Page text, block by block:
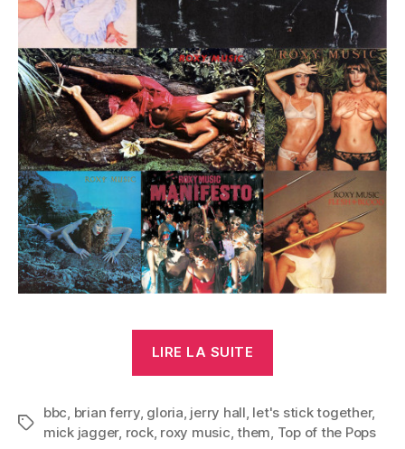
LIRE LA SUITE
Étiquettes
bbc brian ferry, gloria jerry hall let's stick together,
mick jagger, rock, roxy music ,them Top of the Pops